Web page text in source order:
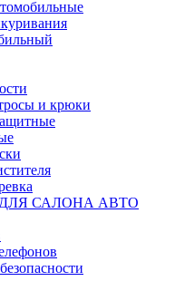
и крюки
САЛОНА АВТО